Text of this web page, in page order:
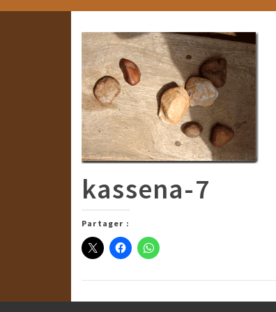
kassena-7
Partager :